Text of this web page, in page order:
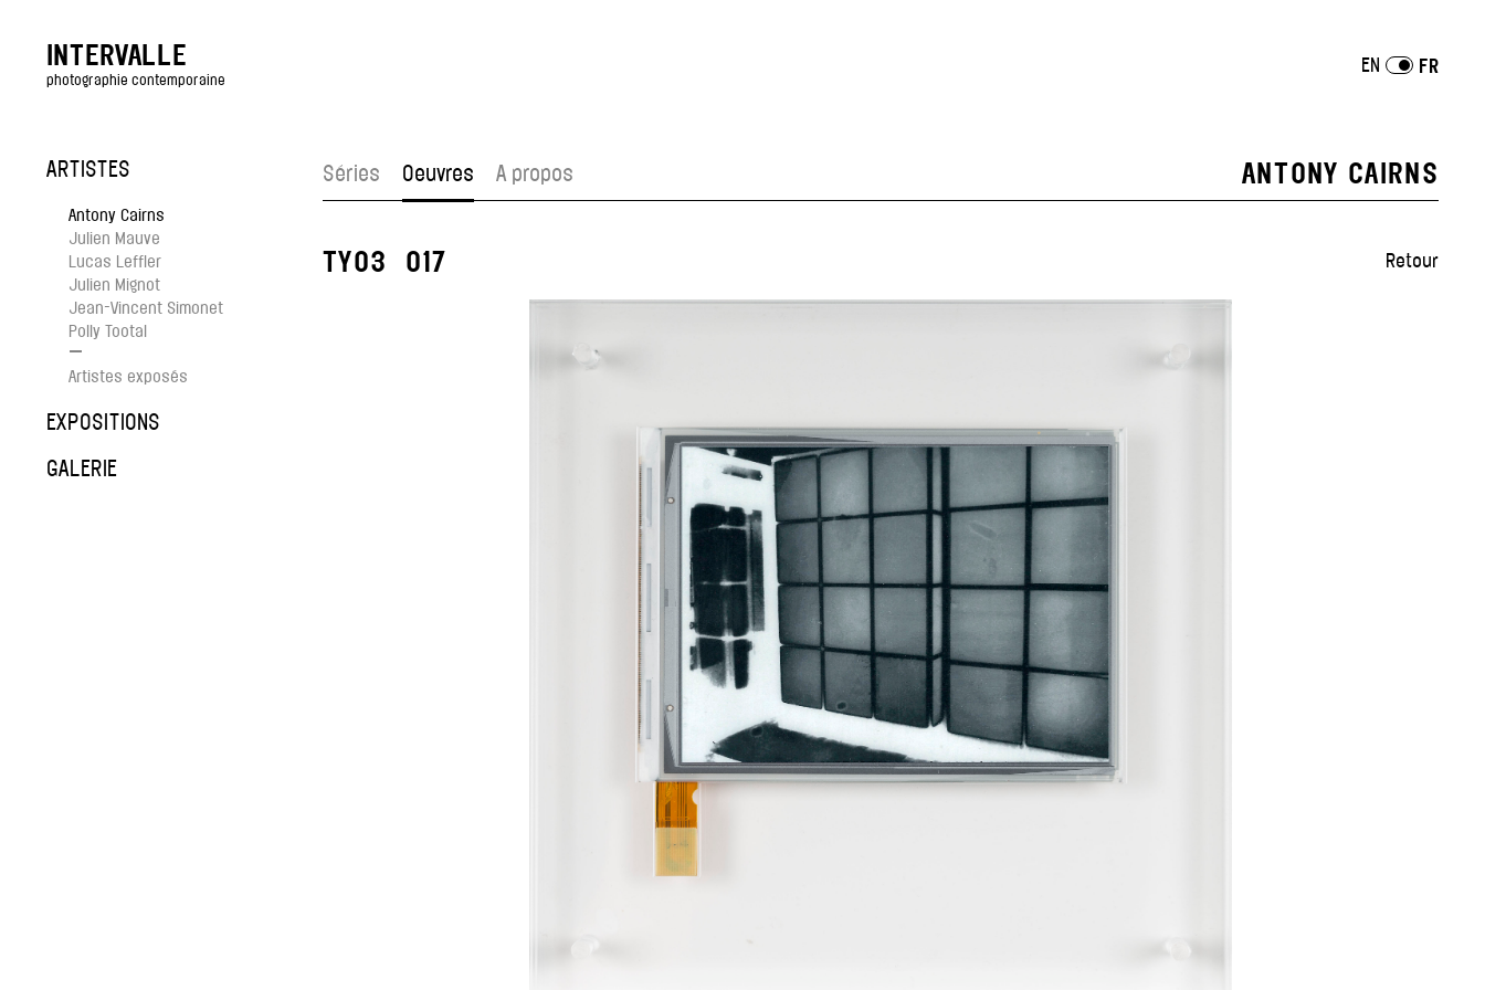
INTERVALLE
photographie contemporaine
EN FR
ARTISTES
Antony Cairns
Julien Mauve
Lucas Leffler
Julien Mignot
Jean-Vincent Simonet
Polly Tootal
—
Artistes exposés
EXPOSITIONS
GALERIE
Séries Oeuvres A propos ANTONY CAIRNS
TYO3_017 Retour